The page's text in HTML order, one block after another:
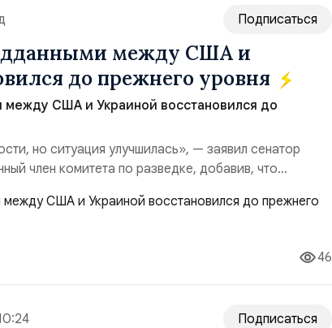
Подписаться
между США и
до прежнего уровня
США и Украиной восстановился до
но ситуация улучшилась», — заявил сенатор
член комитета по разведке, добавив, что
и ракет большой дальности позволило ей
территории и укрепило её
США стало ключом к позитивному пов...
46
Подписаться